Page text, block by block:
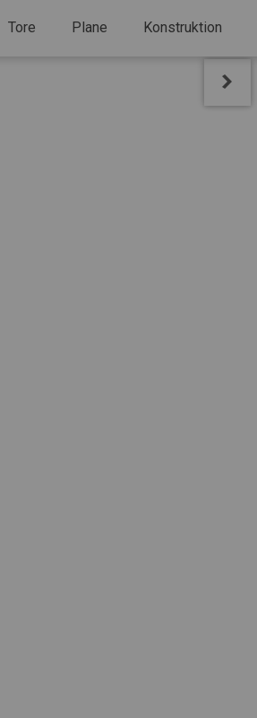
Tore Plane Konstruktion